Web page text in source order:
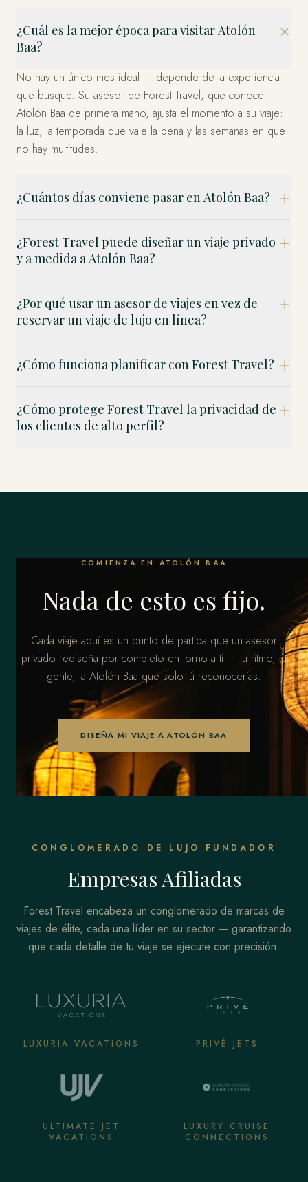
¿Cuál es la mejor época para visitar Atolón
Baa?
No hay un único mes ideal — depende de la experiencia
que busque. Su asesor de Forest Travel, que conoce
Atolón Baa de primera mano, ajusta el momento a su viaje:
la luz, la temporada que vale la pena y las semanas en que
no hay multitudes.
¿Cuántos días conviene pasar en Atolón Baa?
¿Forest Travel puede diseñar un viaje privado
y a medida a Atolón Baa?
¿Por qué usar un asesor de viajes en vez de
reservar un viaje de lujo en línea?
¿Cómo funciona planificar con Forest Travel?
¿Cómo protege Forest Travel la privacidad de
los clientes de alto perfil?
COMIENZA EN ATOLÓN BAA
Nada de esto es fijo.
Cada viaje aquí es un punto de partida que un asesor
privado rediseña por completo en torno a ti — tu ritmo, tu
gente, la Atolón Baa que solo tú reconocerías.
DISEÑA MI VIAJE A ATOLÓN BAA
CONGLOMERADO DE LUJO FUNDADOR
Empresas Afiliadas
Forest Travel encabeza un conglomerado de marcas de
viajes de élite, cada una líder en su sector — garantizando
que cada detalle de tu viaje se ejecute con precisión.
LUXURIA VACATIONS PRIVÉ JETS
ULTIMATE JET
VACATIONS
LUXURY CRUISE
CONNECTIONS